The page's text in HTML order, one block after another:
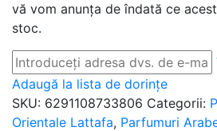
vă vom anunța de îndată ce
stoc.
Adaugă la lista de dorințe
SKU: 6291108733806 Categorii:
Orientale Lattafa, Parfumuri